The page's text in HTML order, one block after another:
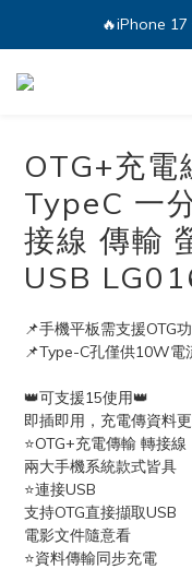
🔥iPhone
🔥iPhone
💕加入Q
OTG+充電
TypeC 一
接線 傳輸
USB
📌手機平板需支援OTG
📌Type-C孔僅供10W電
👑可支援15使用👑
即插即用，充電傳資料
⭐OTG+充電傳輸 轉接線
兩大手機系統款式皆具
⭐連接USB
支持OTG直接擷取USB
電影文件隨意看
⭐資料傳輸同步充電